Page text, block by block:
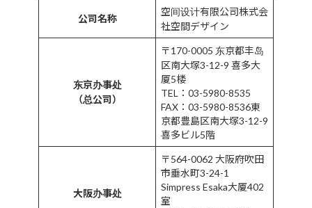
公司名称
空间设计有限公司株式会
社空間デザイン
东京办事处
（总公司）
〒170-0005 东京都丰岛
区南大塚3-12-9 喜多大
厦5楼
TEL：03-5980-8535
FAX：03-5980-8536東
京都豊島区南大塚3-12-9
喜多ビル5階
大阪办事处
〒564-0062 大阪府吹田
市垂水町3-24-1
Simpress Esaka大厦402
室